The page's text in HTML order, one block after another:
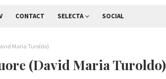
CONTACT SELECTA SOCIAL
Maria Turoldo)
(David Maria Turoldo)